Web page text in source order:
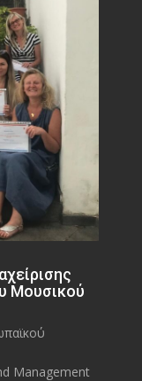
Μουσικού
Management